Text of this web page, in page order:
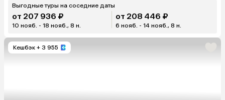
Выгодные туры на соседние даты
от 207 936 ₽
10 нояб. - 18 нояб., 8 н.
от 208 446 ₽
6 нояб. - 14 нояб., 8 н.
Кешбэк + 3 955